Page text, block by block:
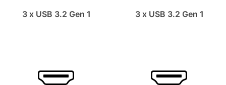
3 x USB 3.2 Gen 1 3 x USB 3.2 Gen 1